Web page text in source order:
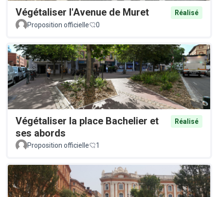
Végétaliser l'Avenue de Muret
Réalisé
Proposition officielle
0
Végétaliser la place Bachelier et
ses abords
Réalisé
Proposition officielle 1